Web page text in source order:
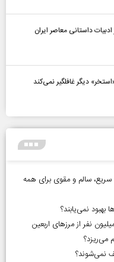
داستانی معاصر ایران
دیگر غافلگیر نمی‌کند
کنم؟ معرفی ۳۰ صبحانه سریع، سالم و مقوی برای همه
بهبود نمی‌یابند؟
می‌ریزد؟
نمی‌شوند؟